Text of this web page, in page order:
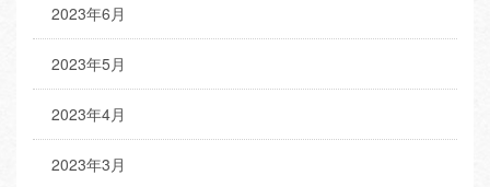
2023年6月
2023年5月
2023年4月
2023年3月